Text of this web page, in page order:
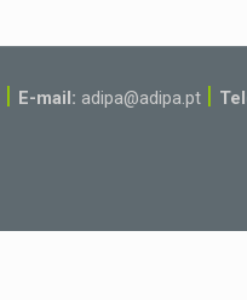
| E-mail: adipa@adipa.pt |